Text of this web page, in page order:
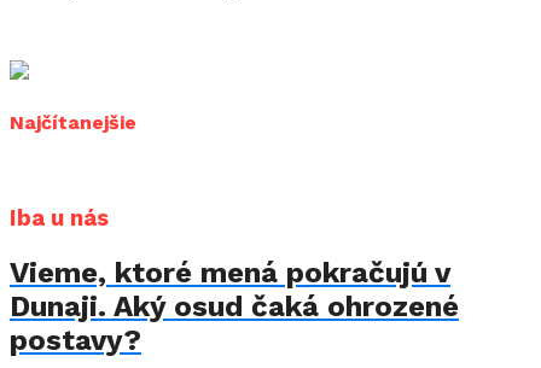
Najčítanejšie
Iba u nás
Vieme, ktoré mená pokračujú v
Dunaji. Aký osud čaká ohrozené
postavy?